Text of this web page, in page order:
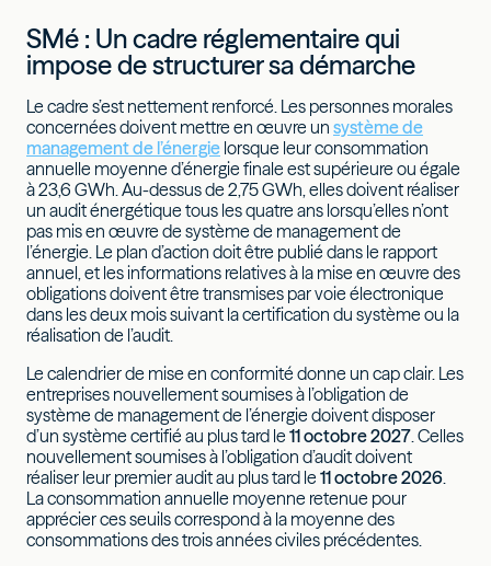
SMé : Un cadre réglementaire qui
impose de structurer sa démarche
Le cadre s’est nettement renforcé. Les personnes morales
concernées doivent mettre en œuvre un système de
management de l’énergie lorsque leur consommation
annuelle moyenne d’énergie finale est supérieure ou égale
à 23,6 GWh. Au-dessus de 2,75 GWh, elles doivent réaliser
un audit énergétique tous les quatre ans lorsqu’elles n’ont
pas mis en œuvre de système de management de
l’énergie. Le plan d’action doit être publié dans le rapport
annuel, et les informations relatives à la mise en œuvre des
obligations doivent être transmises par voie électronique
dans les deux mois suivant la certification du système ou la
réalisation de l’audit.
Le calendrier de mise en conformité donne un cap clair. Les
entreprises nouvellement soumises à l’obligation de
système de management de l’énergie doivent disposer
d’un système certifié au plus tard le 11 octobre 2027. Celles
nouvellement soumises à l’obligation d’audit doivent
réaliser leur premier audit au plus tard le 11 octobre 2026.
La consommation annuelle moyenne retenue pour
apprécier ces seuils correspond à la moyenne des
consommations des trois années civiles précédentes.